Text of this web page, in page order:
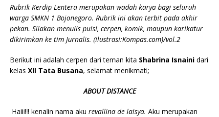
Rubrik Kerdip Lentera merupakan wadah karya bagi seluruh
warga SMKN 1 Bojonegoro. Rubrik ini akan terbit pada akhir
pekan. Silakan menulis puisi, cerpen, komik, maupun karikatur
dikirimkan ke tim Jurnalis. (ilustrasi:Kompas.com)/vol.2
Berikut ini adalah cerpen dari teman kita Shabrina Isnaini dari
kelas XII Tata Busana, selamat menikmati;
ABOUT DISTANCE
Haiii!!! kenalin nama aku revallina de laisya. Aku merupakan